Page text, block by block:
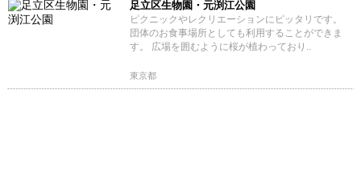
足立区生物園・元渕江公園
ピクニックやレクリエーションにピッタリです。
団体のお食事場所としても利用することができま
す。 広場を囲むように桜が植わっており..
東京都